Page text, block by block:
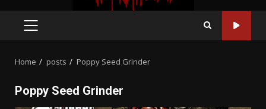
Home posts Poppy Seed Grinder
Poppy Seed Grinder